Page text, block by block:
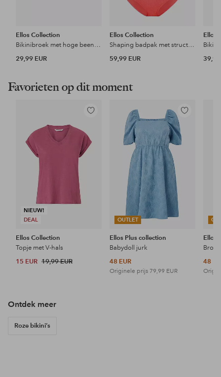
Ellos Collection
Bikinibroek met hoge beenuitsnijding
29,99 EUR
Ellos Collection
Shaping badpak met structuur
59,99 EUR
Ellos
39,99
Favorieten op dit moment
NIEUW!
DEAL
Toevoegen
favorieten
Ellos Collection
Topje met V-hals
15 EUR 19,99 EUR
OUTLET
Toevoegen
aan
favorieten
Ellos Plus collection
Babydoll jurk
48 EUR
Originele prijs 79,99 EUR
Ellos
48
Ontdek meer
Roze bikini’s